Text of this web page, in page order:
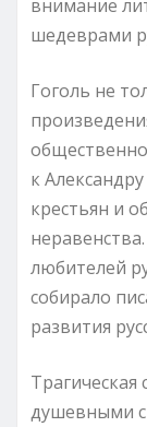
внимание
шедеврами
Гоголь не
к
крестьян и
любителей
собирало
развития
Трагическая
душевными